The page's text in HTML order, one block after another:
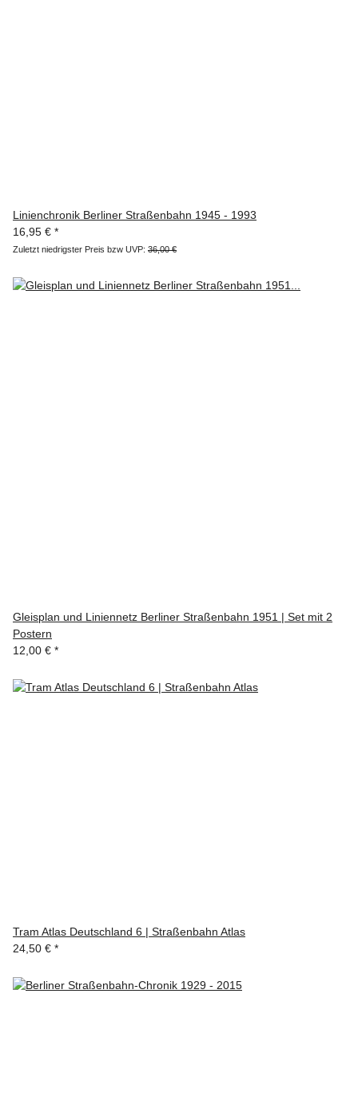
Linienchronik Berliner Straßenbahn 1945 - 1993
16,95 € *
Zuletzt niedrigster Preis bzw UVP: 36,00 €
Gleisplan und Liniennetz Berliner Straßenbahn 1951 | Set mit 2
Postern
12,00 € *
Tram Atlas Deutschland 6 | Straßenbahn Atlas
24,50 € *